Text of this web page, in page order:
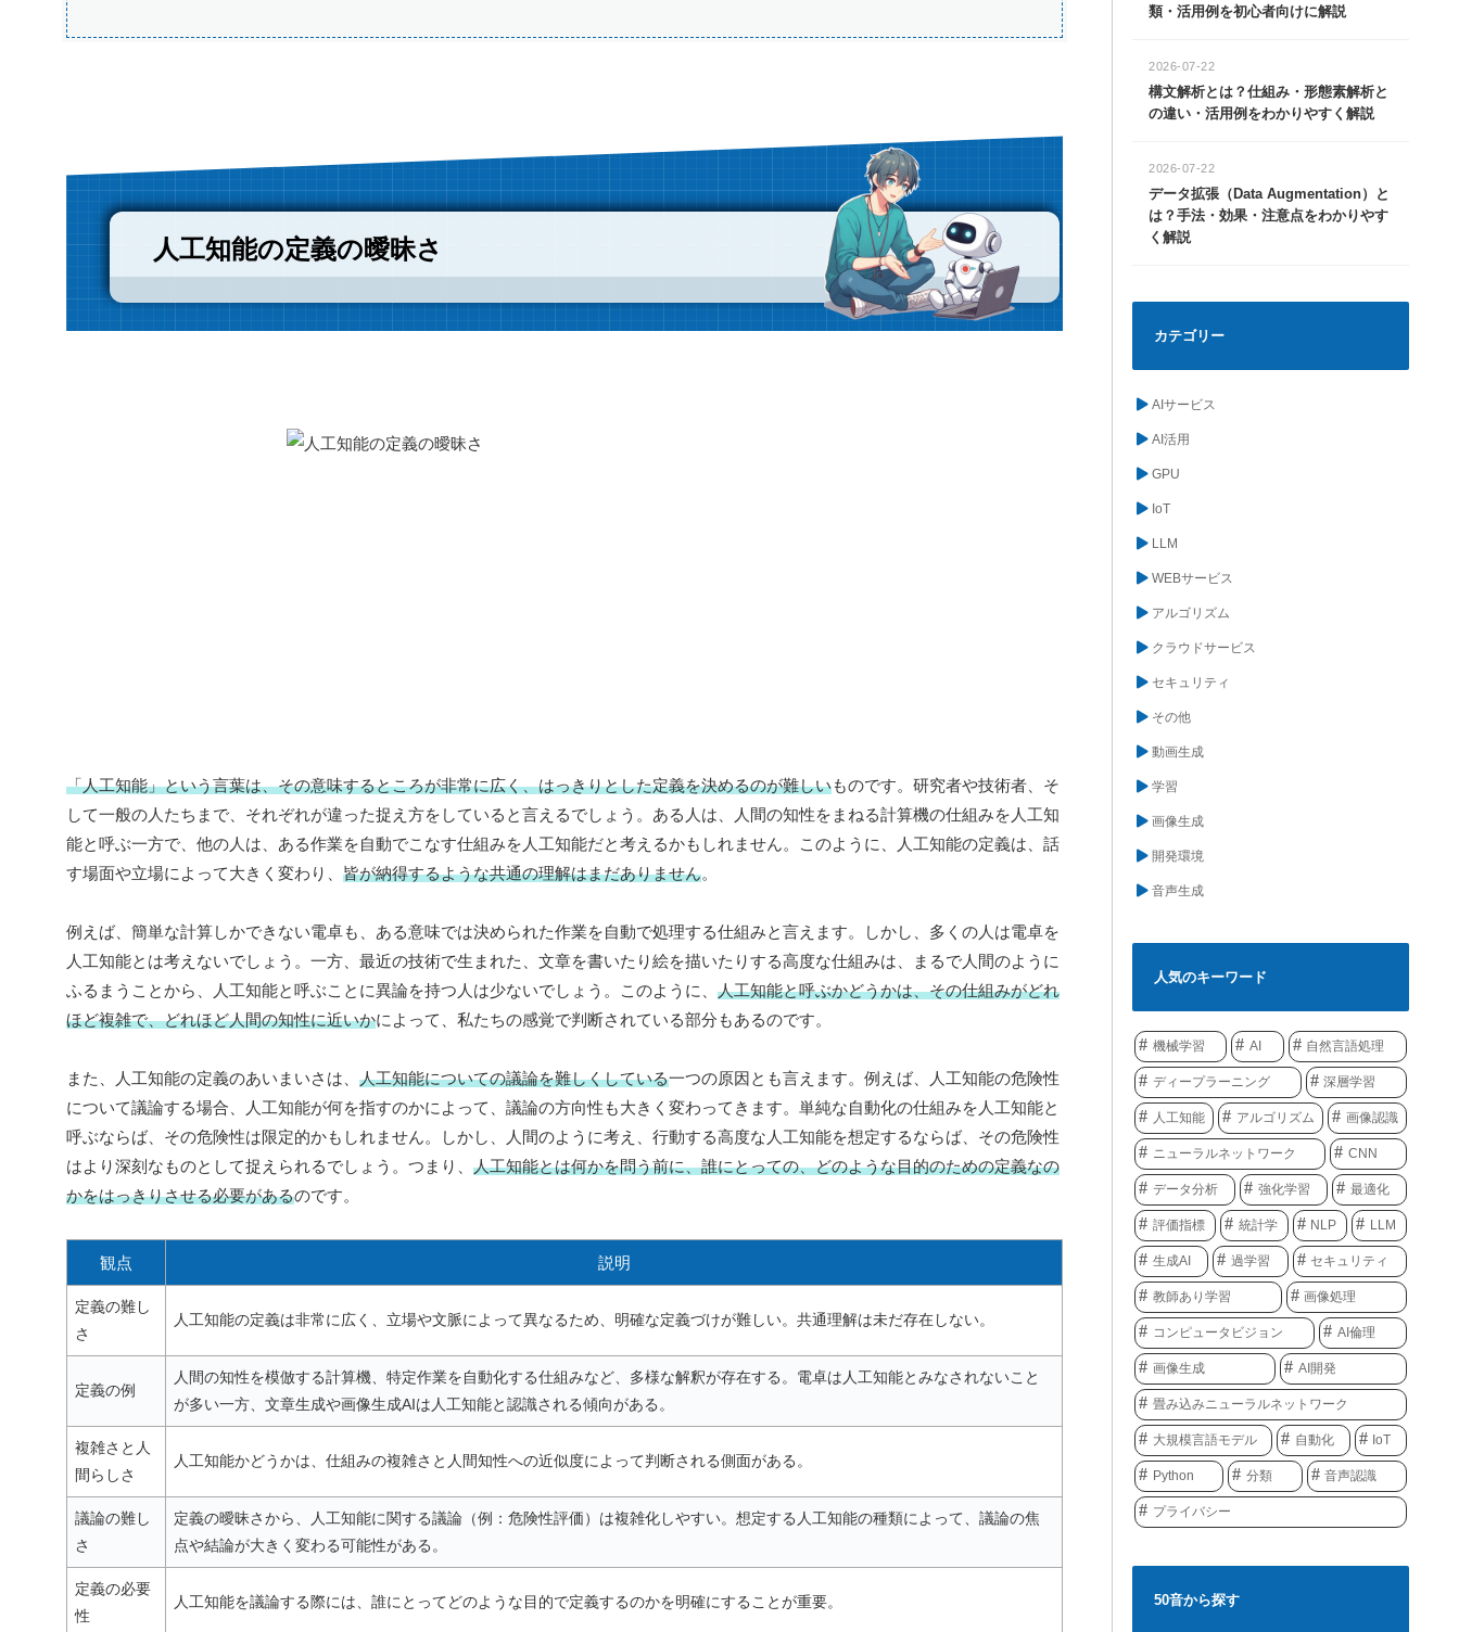
人工知能の定義の曖昧さ
「人工知能」という言葉は、その意味するところが非常に広く、はっきりとした定義を決めるのが難しいものです。研究者や技術者、そ
して一般の人たちまで、それぞれが違った捉え方をしていると言えるでしょう。ある人は、人間の知性をまねる計算機の仕組みを人工知
能と呼ぶ一方で、他の人は、ある作業を自動でこなす仕組みを人工知能だと考えるかもしれません。このように、人工知能の定義は、話
す場面や立場によって大きく変わり、 皆が納得するような共通の理解はまだありません。
例えば、簡単な計算しかできない電卓も、ある意味では決められた作業を自動で処理する仕組みと言えます。しかし、多くの人は電卓を
人工知能とは考えないでしょう。一方、最近の技術で生まれた、文章を書いたり絵を描いたりする高度な仕組みは、まるで人間のように
ふるまうことから、人工知能と呼ぶことに異論を持つ人は少ないでしょう。このように、 人工知能と呼ぶかどうかは、その仕組みがどれ
ほど複雑で、どれほど人間の知性に近いかによって、私たちの感覚で判断されている部分もあるのです。
また、人工知能の定義のあいまいさは、 人工知能についての議論を難しくしている一つの原因とも言えます。例えば、人工知能の危険性
について議論する場合、人工知能が何を指すのかによって、議論の方向性も大きく変わってきます。単純な自動化の仕組みを人工知能と
呼ぶならば、その危険性は限定的かもしれません。しかし、人間のように考え、行動する高度な人工知能を想定するならば、その危険性
はより深刻なものとして捉えられるでしょう。つまり、 人工知能とは何かを問う前に、誰にとっての、どのような目的のための定義なの
かをはっきりさせる必要があるのです。
観点 説明
定義の難し
さ
人工知能の定義は非常に広く、立場や文脈によって異なるため、明確な定義づけが難しい。共通理解は未だ存在しない。
定義の例
人間の知性を模倣する計算機、特定作業を自動化する仕組みなど、多様な解釈が存在する。電卓は人工知能とみなされないこと
が多い一方、文章生成や画像生成AIは人工知能と認識される傾向がある。
複雑さと人
間らしさ
人工知能かどうかは、仕組みの複雑さと人間知性への近似度によって判断される側面がある。
議論の難し
さ
定義の曖昧さから、人工知能に関する議論（例：危険性評価）は複雑化しやすい。想定する人工知能の種類によって、議論の焦
点や結論が大きく変わる可能性がある。
定義の必要
性
人工知能を議論する際には、誰にとってどのような目的で定義するのかを明確にすることが重要。
類・活用例を初心者向けに解説
構文解析とは？仕組み・形態素解析と
の違い・活用例をわかりやすく解説
2026-07-22
データ拡張（Data Augmentation）と
は？手法・効果・注意点をわかりやす
く解説
2026-07-22
カテゴリー
AIサービス
AI活用
GPU
IoT
LLM
WEBサービス
アルゴリズム
クラウドサービス
セキュリティ
その他
動画生成
学習
画像生成
開発環境
音声生成
人気のキーワード
機械学習 AI 自然言語処理
ディープラーニング 深層学習
人工知能 アルゴリズム 画像認識
ニューラルネットワーク CNN
データ分析 強化学習 最適化
評価指標 統計学 NLP LLM
生成AI 過学習 セキュリティ
教師あり学習 画像処理
コンピュータビジョン AI倫理
画像生成 AI開発
畳み込みニューラルネットワーク
大規模言語モデル 自動化 IoT
Python 分類 音声認識
プライバシー
50音から探す